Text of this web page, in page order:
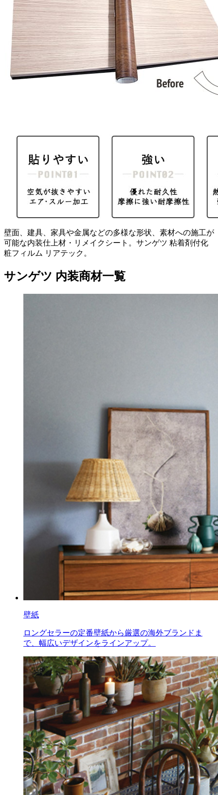
壁面、建具、家具や金属などの多様な形状、素材への施工が
可能な内装仕上材・リメイクシート。サンゲツ 粘着剤付化
粧フィルム リアテック。
サンゲツ 内装商材一覧
壁紙
ロングセラーの定番壁紙から厳選の海外ブランドま
で、幅広いデザインをラインアップ。